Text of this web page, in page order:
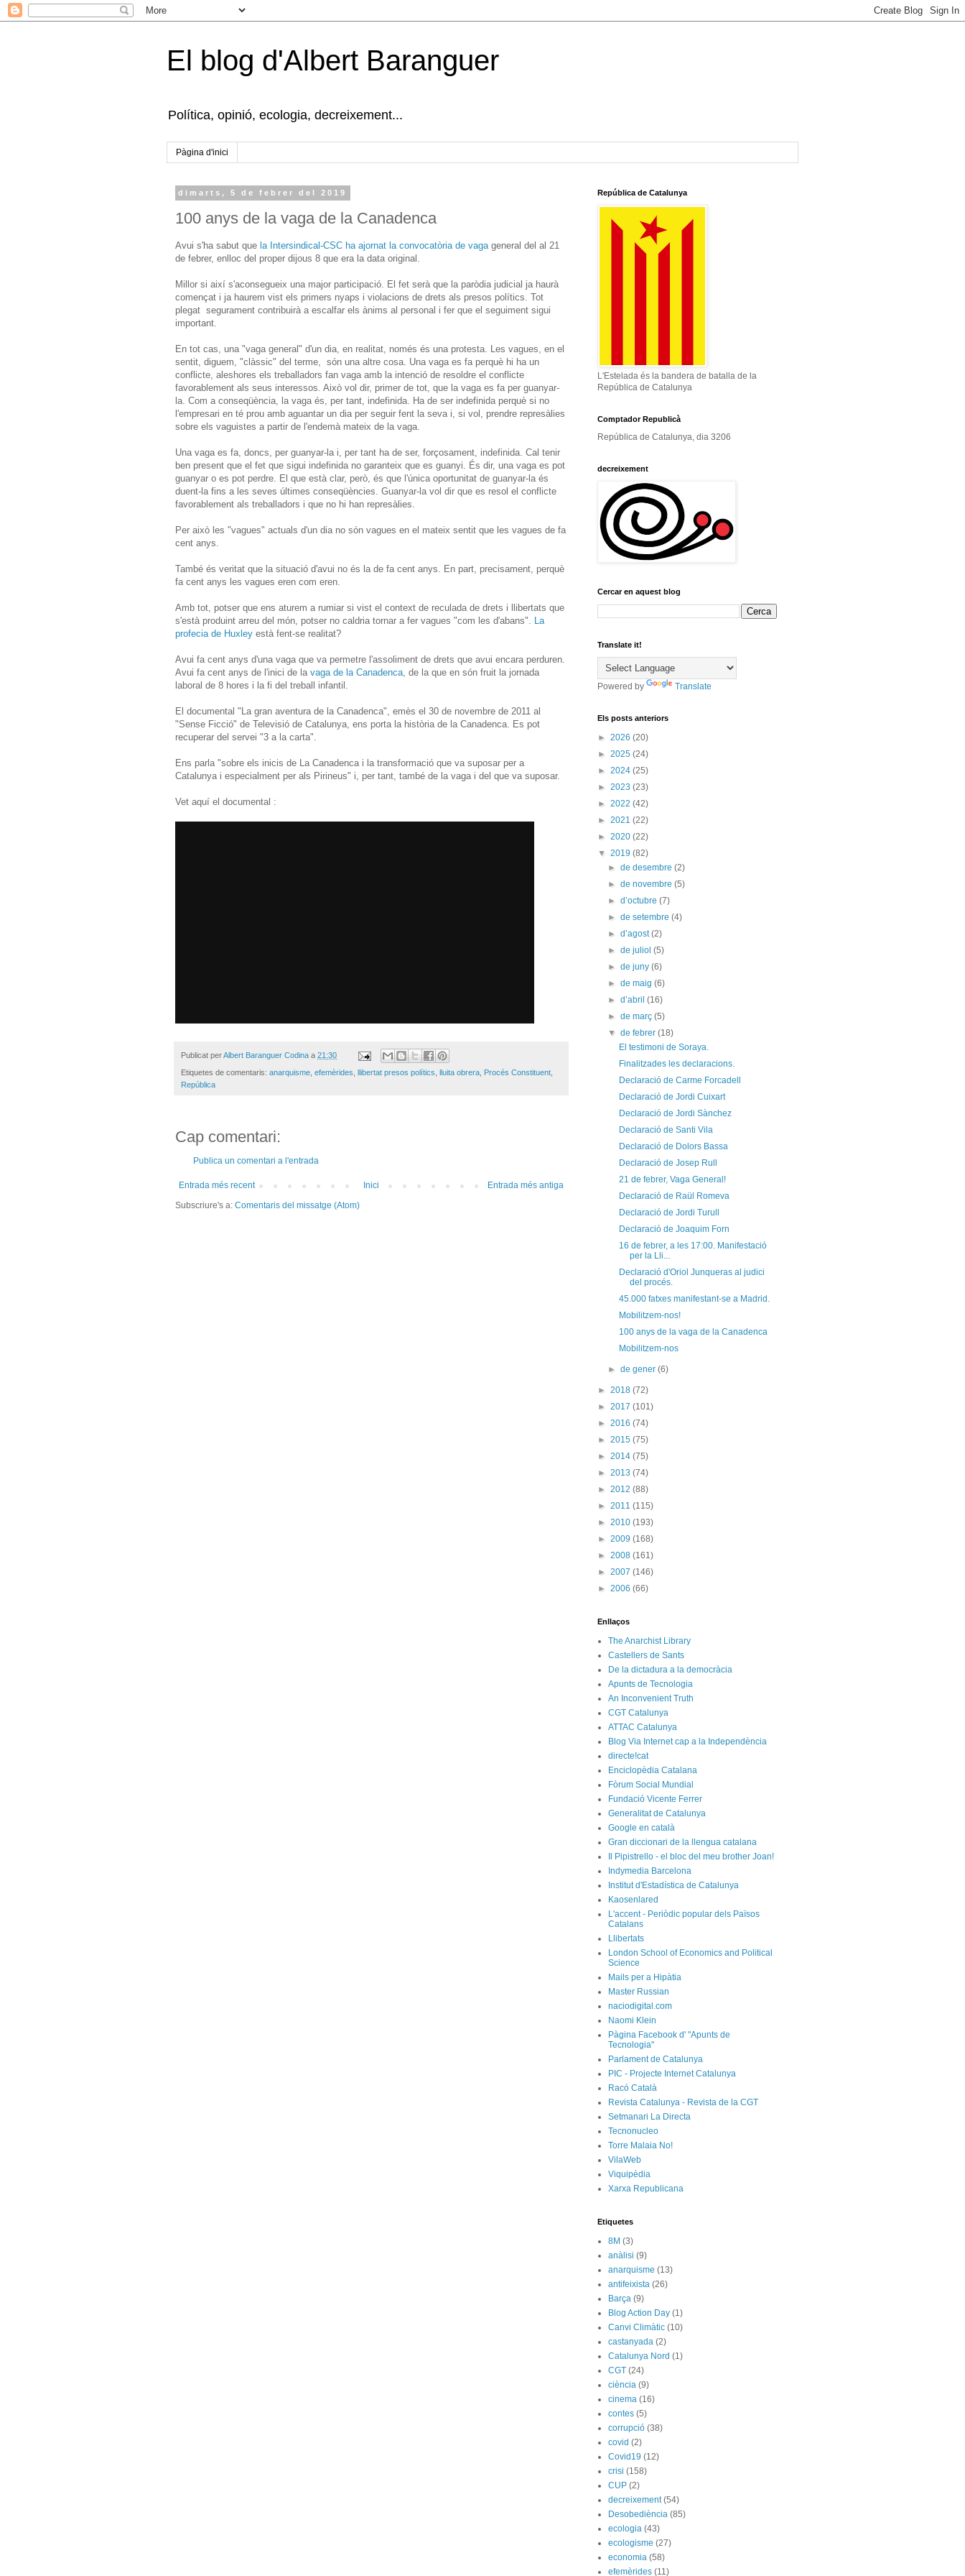
El blog d'Albert Baranguer
Política, opinió, ecologia, decreixement...
Pàgina d'inici
dimarts, 5 de febrer del 2019
100 anys de la vaga de la Canadenca
Avui s'ha sabut que la Intersindical-CSC ha ajornat la convocatòria de vagageneral del al 21
de febrer, enlloc del proper dijous 8 que era la data original.
Millor si així s'aconsegueix una major participació. El fet serà que la paròdia judicial ja haurà
començat i ja haurem vist els primers nyaps i violacions de drets als presos polítics. Tot
plegat segurament contribuirà a escalfar els ànims al personal i fer que el seguiment sigui
important.
En tot cas, una "vaga general" d'un dia, en realitat, només és una protesta. Les vagues, en el
sentit, diguem, "clàssic" del terme, són una altre cosa. Una vaga es fa perquè hi ha un
conflicte, aleshores els treballadors fan vaga amb la intenció de resoldre el conflicte
favorablement als seus interessos. Això vol dir, primer de tot, que la vaga es fa per guanyar-
la. Com a conseqüència, la vaga és, per tant, indefinida. Ha de ser indefinida perquè si no
l'empresari en té prou amb aguantar un dia per seguir fent la seva i, si vol, prendre represàlies
sobre els vaguistes a partir de l'endemà mateix de la vaga.
Una vaga es fa, doncs, per guanyar-la i, per tant ha de ser, forçosament, indefinida. Cal tenir
ben present que el fet que sigui indefinida no garanteix que es guanyi. És dir, una vaga es pot
guanyar o es pot perdre. El que està clar, però, és que l'única oportunitat de guanyar-la és
duent-la fins a les seves últimes conseqüències. Guanyar-la vol dir que es resol el conflicte
favorablement als treballadors i que no hi han represàlies.
Per això les "vagues" actuals d'un dia no són vagues en el mateix sentit que les vagues de fa
cent anys.
També és veritat que la situació d'avui no és la de fa cent anys. En part, precisament, perquè
fa cent anys les vagues eren com eren.
Amb tot, potser que ens aturem a rumiar si vist el context de reculada de drets i llibertats que
s'està produint arreu del món, potser no caldria tornar a fer vagues "com les d'abans". La
profecia de Huxley està fent-se realitat?
Avui fa cent anys d'una vaga que va permetre l'assoliment de drets que avui encara perduren.
Avui fa cent anys de l'inici de la vaga de la Canadenca, de la que en són fruit la jornada
laboral de 8 hores i la fi del treball infantil.
El documental "La gran aventura de la Canadenca", emès el 30 de novembre de 2011 al
"Sense Ficció" de Televisió de Catalunya, ens porta la història de la Canadenca. Es pot
recuperar del servei "3 a la carta".
Ens parla "sobre els inicis de La Canadenca i la transformació que va suposar per a
Catalunya i especialment per als Pirineus" i, per tant, també de la vaga i del que va suposar.
Vet aquí el documental :
Publicat perAlbert Baranguer Codina a 21:30
Etiquetes de comentaris: anarquisme, efemèrides, llibertat presos polítics, lluita obrera, Procés Constituent,
República
Cap comentari:
Publica un comentari a l'entrada
Entrada més recent Entrada més antiga
Inici
Subscriure's a: Comentaris del missatge (Atom)
República de Catalunya
L'Estelada és la bandera de batalla de la
República de Catalunya
Comptador Republicà
República de Catalunya, dia 3206
decreixement
Cercar en aquest blog
Translate it!
Powered by Translate
Els posts anteriors
► 2026 (20)
► 2025 (24)
► 2024 (25)
► 2023 (23)
► 2022 (42)
► 2021 (22)
► 2020 (22)
▼ 2019 (82)
►de desembre(2)
►de novembre(5)
►d’octubre(7)
►de setembre(4)
►d’agost(2)
►de juliol(5)
►de juny(6)
►de maig(6)
►d’abril(16)
►de març(5)
▼de febrer(18)
El testimoni de Soraya.
Finalitzades les declaracions.
Declaració de Carme Forcadell
Declaració de Jordi Cuixart
Declaració de Jordi Sànchez
Declaració de Santi Vila
Declaració de Dolors Bassa
Declaració de Josep Rull
21 de febrer, Vaga General!
Declaració de Raül Romeva
Declaració de Jordi Turull
Declaració de Joaquim Forn
16 de febrer, a les 17:00. Manifestació
per la Lli...
Declaració d'Oriol Junqueras al judici
del procés.
45.000 fatxes manifestant-se a Madrid.
Mobilitzem-nos!
100 anys de la vaga de la Canadenca
Mobilitzem-nos
►de gener(6)
► 2018 (72)
► 2017 (101)
► 2016 (74)
► 2015 (75)
► 2014 (75)
► 2013 (74)
► 2012 (88)
► 2011 (115)
► 2010 (193)
► 2009 (168)
► 2008 (161)
► 2007 (146)
► 2006 (66)
Enllaços
The Anarchist Library
Castellers de Sants
De la dictadura a la democràcia
Apunts de Tecnologia
An Inconvenient Truth
CGT Catalunya
ATTAC Catalunya
Blog Via Internet cap a la Independència
directe!cat
Enciclopèdia Catalana
Fòrum Social Mundial
Fundació Vicente Ferrer
Generalitat de Catalunya
Google en català
Gran diccionari de la llengua catalana
Il Pipistrello - el bloc del meu brother Joan!
Indymedia Barcelona
Institut d'Estadística de Catalunya
Kaosenlared
L'accent - Periòdic popular dels Països
Catalans
Llibertats
London School of Economics and Political
Science
Mails per a Hipàtia
Master Russian
naciodigital.com
Naomi Klein
Pàgina Facebook d' "Apunts de
Tecnologia"
Parlament de Catalunya
PIC - Projecte Internet Catalunya
Racó Català
Revista Catalunya - Revista de la CGT
Setmanari La Directa
Tecnonucleo
Torre Malaia No!
VilaWeb
Viquipèdia
Xarxa Republicana
Etiquetes
8M (3)
anàlisi (9)
anarquisme (13)
antifeixista (26)
Barça (9)
Blog Action Day (1)
Canvi Climàtic (10)
castanyada (2)
Catalunya Nord (1)
CGT (24)
ciència (9)
cinema (16)
contes (5)
corrupció (38)
covid (2)
Covid19 (12)
crisi (158)
CUP (2)
decreixement (54)
Desobediència (85)
ecologia (43)
ecologisme (27)
economia (58)
efemèrides (11)